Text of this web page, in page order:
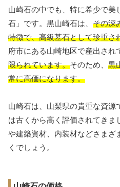
山崎石の中でも、特に希少で美
石」です。黒山崎石は、 その深
特徴で、高級墓石として珍重さ
府市にある山崎地区で産出され
限られています。そのため、 黒
常に高価になります。
山崎石は、山梨県の貴重な資源
は古くから高く評価されてきま
や建築資材、内装材などさまざ
くでしょう。